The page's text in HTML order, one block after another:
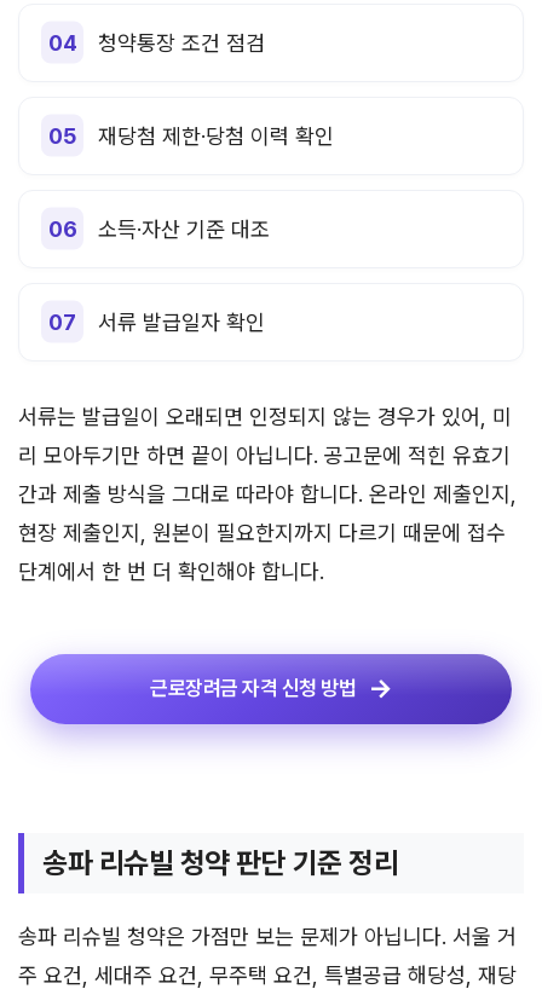
청약통장 조건 점검
재당첨 제한·당첨 이력 확인
소득·자산 기준 대조
서류 발급일자 확인
서류는 발급일이 오래되면 인정되지 않는 경우가 있어, 미
리 모아두기만 하면 끝이 아닙니다. 공고문에 적힌 유효기
간과 제출 방식을 그대로 따라야 합니다. 온라인 제출인지,
현장 제출인지, 원본이 필요한지까지 다르기 때문에 접수
단계에서 한 번 더 확인해야 합니다.
근로장려금 자격 신청 방법
송파 리슈빌 청약 판단 기준 정리
송파 리슈빌 청약은 가점만 보는 문제가 아닙니다. 서울 거
주 요건, 세대주 요건, 무주택 요건, 특별공급 해당성, 재당